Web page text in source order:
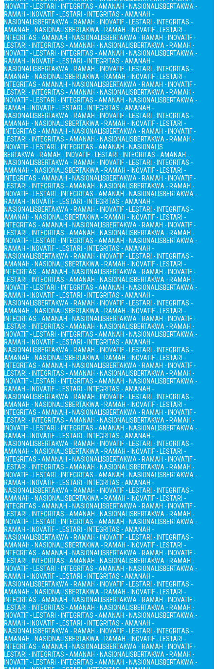
INOVATIF - LESTARI - INTEGRITAS - AMANAH - NASIONALISBERTAKWA -
RAMAH - INOVATIF - LESTARI - INTEGRITAS - AMANAH -
NASIONALISBERTAKWA - RAMAH - INOVATIF - LESTARI - INTEGRITAS -
AMANAH - NASIONALISBERTAKWA - RAMAH - INOVATIF - LESTARI -
INTEGRITAS - AMANAH - NASIONALISBERTAKWA - RAMAH - INOVATIF -
LESTARI - INTEGRITAS - AMANAH - NASIONALISBERTAKWA - RAMAH -
INOVATIF - LESTARI - INTEGRITAS - AMANAH - NASIONALISBERTAKWA -
RAMAH - INOVATIF - LESTARI - INTEGRITAS - AMANAH -
NASIONALISBERTAKWA - RAMAH - INOVATIF - LESTARI - INTEGRITAS -
AMANAH - NASIONALISBERTAKWA - RAMAH - INOVATIF - LESTARI -
INTEGRITAS - AMANAH - NASIONALISBERTAKWA - RAMAH - INOVATIF -
LESTARI - INTEGRITAS - AMANAH - NASIONALISBERTAKWA - RAMAH -
INOVATIF - LESTARI - INTEGRITAS - AMANAH - NASIONALISBERTAKWA -
RAMAH - INOVATIF - LESTARI - INTEGRITAS - AMANAH -
NASIONALISBERTAKWA - RAMAH - INOVATIF - LESTARI - INTEGRITAS -
AMANAH - NASIONALISBERTAKWA - RAMAH - INOVATIF - LESTARI -
INTEGRITAS - AMANAH - NASIONALISBERTAKWA - RAMAH - INOVATIF -
LESTARI - INTEGRITAS - AMANAH - NASIONALISBERTAKWA - RAMAH -
INOVATIF - LESTARI - INTEGRITAS - AMANAH - NASIONALIS
BERTAKWA - RAMAH - INOVATIF - LESTARI - INTEGRITAS - AMANAH -
NASIONALISBERTAKWA - RAMAH - INOVATIF - LESTARI - INTEGRITAS -
AMANAH - NASIONALISBERTAKWA - RAMAH - INOVATIF - LESTARI -
INTEGRITAS - AMANAH - NASIONALISBERTAKWA - RAMAH - INOVATIF -
LESTARI - INTEGRITAS - AMANAH - NASIONALISBERTAKWA - RAMAH -
INOVATIF - LESTARI - INTEGRITAS - AMANAH - NASIONALISBERTAKWA -
RAMAH - INOVATIF - LESTARI - INTEGRITAS - AMANAH -
NASIONALISBERTAKWA - RAMAH - INOVATIF - LESTARI - INTEGRITAS -
AMANAH - NASIONALISBERTAKWA - RAMAH - INOVATIF - LESTARI -
INTEGRITAS - AMANAH - NASIONALISBERTAKWA - RAMAH - INOVATIF -
LESTARI - INTEGRITAS - AMANAH - NASIONALISBERTAKWA - RAMAH -
INOVATIF - LESTARI - INTEGRITAS - AMANAH - NASIONALISBERTAKWA -
RAMAH - INOVATIF - LESTARI - INTEGRITAS - AMANAH -
NASIONALISBERTAKWA - RAMAH - INOVATIF - LESTARI - INTEGRITAS -
AMANAH - NASIONALISBERTAKWA - RAMAH - INOVATIF - LESTARI -
INTEGRITAS - AMANAH - NASIONALISBERTAKWA - RAMAH - INOVATIF -
LESTARI - INTEGRITAS - AMANAH - NASIONALISBERTAKWA - RAMAH -
INOVATIF - LESTARI - INTEGRITAS - AMANAH - NASIONALISBERTAKWA -
RAMAH - INOVATIF - LESTARI - INTEGRITAS - AMANAH -
NASIONALISBERTAKWA - RAMAH - INOVATIF - LESTARI - INTEGRITAS -
AMANAH - NASIONALISBERTAKWA - RAMAH - INOVATIF - LESTARI -
INTEGRITAS - AMANAH - NASIONALISBERTAKWA - RAMAH - INOVATIF -
LESTARI - INTEGRITAS - AMANAH - NASIONALISBERTAKWA - RAMAH -
INOVATIF - LESTARI - INTEGRITAS - AMANAH - NASIONALISBERTAKWA -
RAMAH - INOVATIF - LESTARI - INTEGRITAS - AMANAH -
NASIONALISBERTAKWA - RAMAH - INOVATIF - LESTARI - INTEGRITAS -
AMANAH - NASIONALISBERTAKWA - RAMAH - INOVATIF - LESTARI -
INTEGRITAS - AMANAH - NASIONALISBERTAKWA - RAMAH - INOVATIF -
LESTARI - INTEGRITAS - AMANAH - NASIONALISBERTAKWA - RAMAH -
INOVATIF - LESTARI - INTEGRITAS - AMANAH - NASIONALISBERTAKWA -
RAMAH - INOVATIF - LESTARI - INTEGRITAS - AMANAH -
NASIONALISBERTAKWA - RAMAH - INOVATIF - LESTARI - INTEGRITAS -
AMANAH - NASIONALISBERTAKWA - RAMAH - INOVATIF - LESTARI -
INTEGRITAS - AMANAH - NASIONALISBERTAKWA - RAMAH - INOVATIF -
LESTARI - INTEGRITAS - AMANAH - NASIONALISBERTAKWA - RAMAH -
INOVATIF - LESTARI - INTEGRITAS - AMANAH - NASIONALISBERTAKWA -
RAMAH - INOVATIF - LESTARI - INTEGRITAS - AMANAH -
NASIONALISBERTAKWA - RAMAH - INOVATIF - LESTARI - INTEGRITAS -
AMANAH - NASIONALISBERTAKWA - RAMAH - INOVATIF - LESTARI -
INTEGRITAS - AMANAH - NASIONALISBERTAKWA - RAMAH - INOVATIF -
LESTARI - INTEGRITAS - AMANAH - NASIONALISBERTAKWA - RAMAH -
INOVATIF - LESTARI - INTEGRITAS - AMANAH - NASIONALISBERTAKWA -
RAMAH - INOVATIF - LESTARI - INTEGRITAS - AMANAH -
NASIONALISBERTAKWA - RAMAH - INOVATIF - LESTARI - INTEGRITAS -
AMANAH - NASIONALISBERTAKWA - RAMAH - INOVATIF - LESTARI -
INTEGRITAS - AMANAH - NASIONALISBERTAKWA - RAMAH - INOVATIF -
LESTARI - INTEGRITAS - AMANAH - NASIONALISBERTAKWA - RAMAH -
INOVATIF - LESTARI - INTEGRITAS - AMANAH - NASIONALISBERTAKWA -
RAMAH - INOVATIF - LESTARI - INTEGRITAS - AMANAH -
NASIONALISBERTAKWA - RAMAH - INOVATIF - LESTARI - INTEGRITAS -
AMANAH - NASIONALISBERTAKWA - RAMAH - INOVATIF - LESTARI -
INTEGRITAS - AMANAH - NASIONALISBERTAKWA - RAMAH - INOVATIF -
LESTARI - INTEGRITAS - AMANAH - NASIONALISBERTAKWA - RAMAH -
INOVATIF - LESTARI - INTEGRITAS - AMANAH - NASIONALISBERTAKWA -
RAMAH - INOVATIF - LESTARI - INTEGRITAS - AMANAH -
NASIONALISBERTAKWA - RAMAH - INOVATIF - LESTARI - INTEGRITAS -
AMANAH - NASIONALISBERTAKWA - RAMAH - INOVATIF - LESTARI -
INTEGRITAS - AMANAH - NASIONALISBERTAKWA - RAMAH - INOVATIF -
LESTARI - INTEGRITAS - AMANAH - NASIONALISBERTAKWA - RAMAH -
INOVATIF - LESTARI - INTEGRITAS - AMANAH - NASIONALISBERTAKWA -
RAMAH - INOVATIF - LESTARI - INTEGRITAS - AMANAH -
NASIONALISBERTAKWA - RAMAH - INOVATIF - LESTARI - INTEGRITAS -
AMANAH - NASIONALISBERTAKWA - RAMAH - INOVATIF - LESTARI -
INTEGRITAS - AMANAH - NASIONALISBERTAKWA - RAMAH - INOVATIF -
LESTARI - INTEGRITAS - AMANAH - NASIONALISBERTAKWA - RAMAH -
INOVATIF - LESTARI - INTEGRITAS - AMANAH - NASIONALISBERTAKWA -